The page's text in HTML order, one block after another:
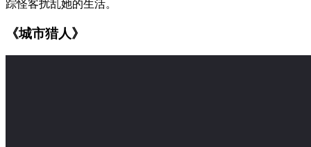
踪怪客扰乱她的生活。
《城市猎人》